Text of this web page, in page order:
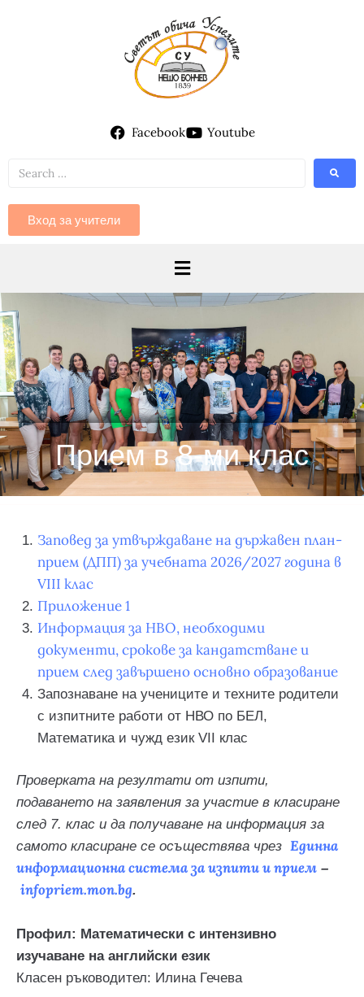
Facebook Youtube
Вход за учители
Прием в 8-ми клас
Заповед за утвърждаване на държавен план-
прием (ДПП) за учебната 2026/2027 година в
VIII клас
Приложение 1
Информация за НВО, необходими
документи, срокове за кандатстване и
прием след завършено основно образование
Запознаване на учениците и техните родители
с изпитните работи от НВО по БЕЛ,
Математика и чужд език VII клас
Проверката на резултати от изпити,
подаването на заявления за участие в класиране
след 7. клас и да получаване на информация за
самото класиране се осъществява чрез Единна
информационна система за изпити и прием –
infopriem.mon.bg.
Профил: Математически с интензивно
изучаване на английски език
Класен ръководител: Илина Гечева